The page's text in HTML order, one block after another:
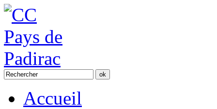
Accueil